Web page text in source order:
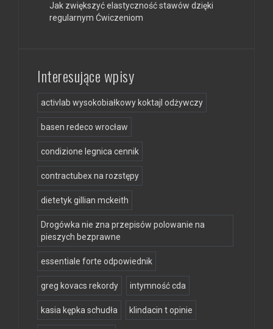
Jak zwiększyć elastyczność stawów dzięki
regularnym Ćwiczeniom
Interesujące wpisy
activlab wysokobiałkowy koktajl odżywczy
basen redeco wrocław
condizione legnica cennik
contractubex na rozstępy
dietetyk gillian mckeith
Drogówka nie zna przepisów polowanie na
pieszych bezprawne
essentiale forte odpowiednik
greg kovacs rekordy intymność cda
kasia kępka schudła klindacin t opinie